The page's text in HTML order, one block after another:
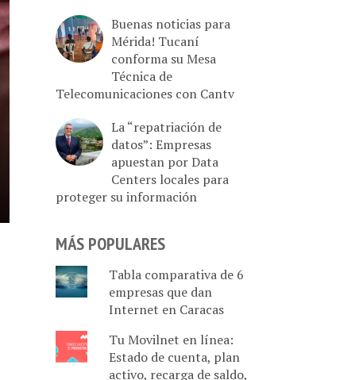
Buenas noticias para
Mérida! Tucaní
conforma su Mesa
Técnica de
Telecomunicaciones con Cantv
La “repatriación de
datos”: Empresas
apuestan por Data
Centers locales para
proteger su información
MÁS POPULARES
Tabla comparativa de 6
empresas que dan
Internet en Caracas
Tu Movilnet en línea:
Estado de cuenta, plan
activo, recarga de saldo,